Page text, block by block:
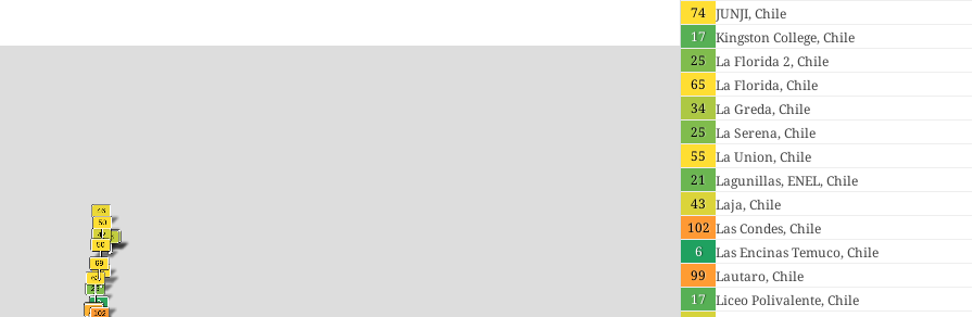
74 JUNJI, Chile
17 Kingston College, Chile
25 La Florida 2, Chile
65 La Florida, Chile
34 La Greda, Chile
25 La Serena, Chile
55 La Union, Chile
21 Lagunillas, ENEL, Chile
43 Laja, Chile
102 Las Condes, Chile
6
Las Encinas Temuco, Chile
99 Lautaro, Chile
17 Liceo Polivalente, Chile